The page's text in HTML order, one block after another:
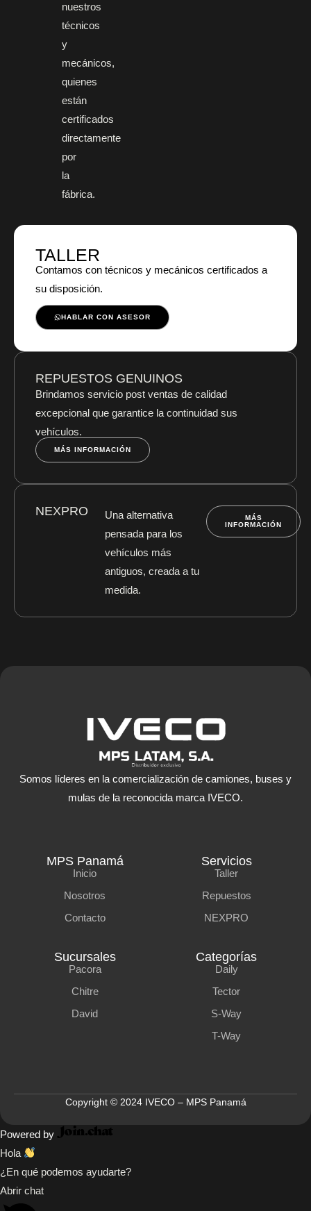
nuestros
técnicos
y
mecánicos,
quienes
están
certificados
directamente
por
la
fábrica.
TALLER
Contamos con técnicos y mecánicos certificados a
su disposición.
HABLAR CON ASESOR
REPUESTOS GENUINOS
Brindamos servicio post ventas de calidad
excepcional que garantice la continuidad sus
vehículos.
MÁS INFORMACIÓN
NEXPRO
Una alternativa
pensada para los
vehículos más
antiguos, creada a tu
medida.
MÁS
INFORMACIÓN
Somos líderes en la comercialización de camiones, buses y
mulas de la reconocida marca IVECO.
MPS Panamá
Inicio
Nosotros
Contacto
Servicios
Taller
Repuestos
NEXPRO
Sucursales
Pacora
Chitre
David
Categorías
Daily
Tector
S-Way
T-Way
Copyright © 2024 IVECO – MPS Panamá
Powered by
Hola
¿En qué podemos ayudarte?
Abrir chat